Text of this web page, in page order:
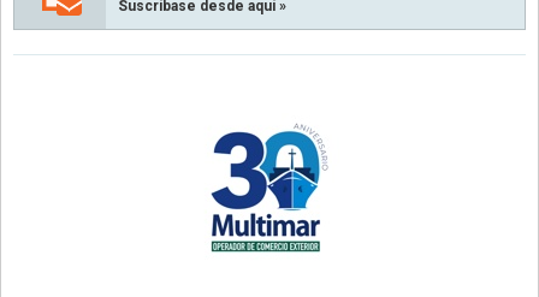
Suscríbase desde aquí »